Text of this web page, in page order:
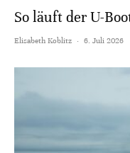
So läuft der U-
Elisabeth Koblitz · 6. Juli 2026